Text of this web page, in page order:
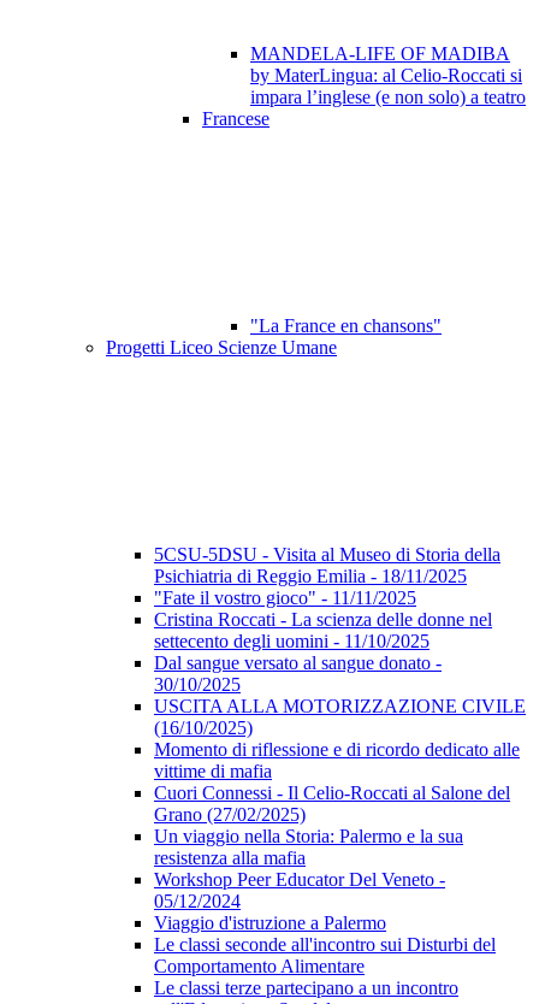
MANDELA-LIFE OF MADIBA
by MaterLingua: al Celio-Roccati si
impara l’inglese (e non solo) a teatro
Francese
"La France en chansons"
Progetti Liceo Scienze Umane
5CSU-5DSU - Visita al Museo di Storia della
Psichiatria di Reggio Emilia - 18/11/2025
"Fate il vostro gioco" - 11/11/2025
Cristina Roccati - La scienza delle donne nel
settecento degli uomini - 11/10/2025
Dal sangue versato al sangue donato -
30/10/2025
USCITA ALLA MOTORIZZAZIONE CIVILE
(16/10/2025)
Momento di riflessione e di ricordo dedicato alle
vittime di mafia
Cuori Connessi - Il Celio-Roccati al Salone del
Grano (27/02/2025)
Un viaggio nella Storia: Palermo e la sua
resistenza alla mafia
Workshop Peer Educator Del Veneto -
05/12/2024
Viaggio d'istruzione a Palermo
Le classi seconde all'incontro sui Disturbi del
Comportamento Alimentare
Le classi terze partecipano a un incontro